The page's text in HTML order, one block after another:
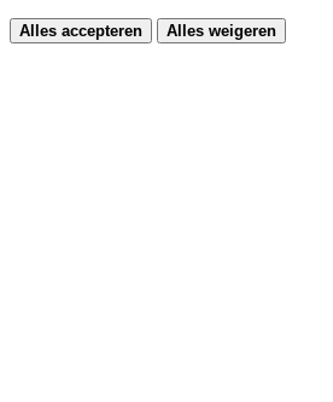
Alles accepteren Alles weigeren